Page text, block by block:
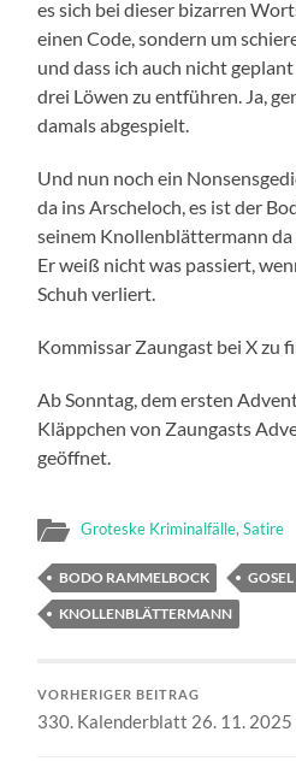
es sich bei dieser bizarren
einen Code, sondern um
und dass ich auch nicht
drei Löwen zu entführen. Ja,
damals abgespielt.
Und nun noch ein
da ins Arscheloch, es ist der
seinem Knollenblättermann da
Er weiß nicht was passiert,
Schuh verliert.
Kommissar Zaungast bei X zu
Ab Sonntag, dem ersten
Kläppchen von Zaungasts
geöffnet.
Groteske Kriminalfälle,Satire
BODO RAMMELBOCK
KNOLLENBLÄTTERMANN
VORHERIGER BEITRAG
330. Kalenderblatt 26. 11. 2025